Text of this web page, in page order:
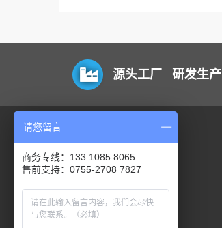
源头工厂 研发生产
电脑端
移动端
数据流
私有化
请您留言
商务专线：133 1085 8065
售前支持：0755-2708 7827